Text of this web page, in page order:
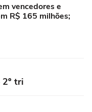
vencedores e
R$ 165 milhões;
tri